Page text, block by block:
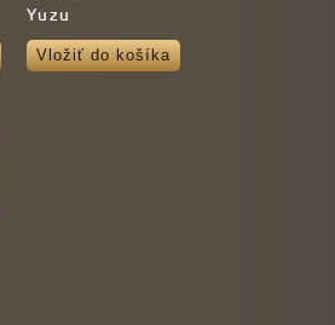
Yuzu
Vložiť do košíka